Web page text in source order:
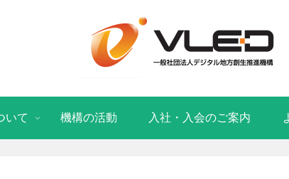
いて 機構の活動 入社・入会のご案内